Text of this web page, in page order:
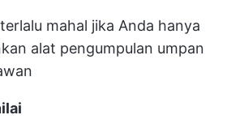
mahal jika Anda hanya
alat pengumpulan umpan